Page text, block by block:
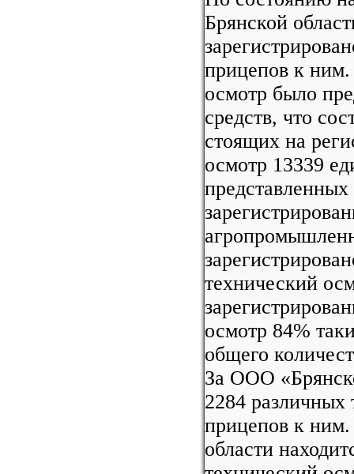
Брянской
прицепов к ним.
осмотр было
средств, что
стоящих на
осмотр 13339
технический
осмотр 84%
общего
За ООО
2284
прицепов к
области